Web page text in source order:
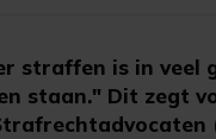
straffen is in
staan." Dit zegt